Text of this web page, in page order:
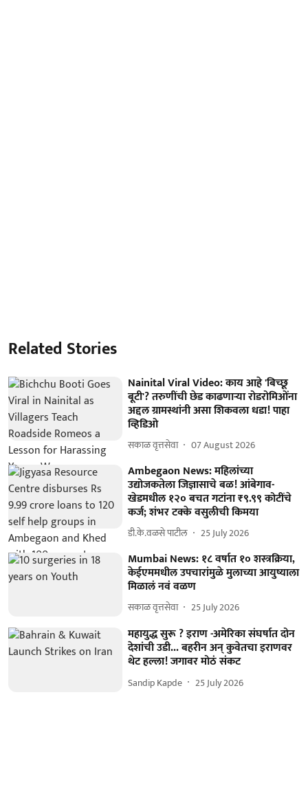
Related Stories
Nainital Viral Video: काय आहे 'बिच्छू
बूटी'? तरुणींची छेड काढणाऱ्या रोडरोमिओंना
अद्दल ग्रामस्थांनी असा शिकवला धडा! पाहा
व्हिडिओ
सकाळ वृत्तसेवा 07 August 2026
Ambegaon News: महिलांच्या
उद्योजकतेला जिज्ञासाचे बळ! आंबेगाव-
खेडमधील १२० बचत गटांना ₹९.९९ कोटींचे
कर्ज; शंभर टक्के वसुलीची किमया
डी.के.वळसे पाटील 25 July 2026
Mumbai News: १८ वर्षात १० शस्त्रक्रिया,
केईएममधील उपचारांमुळे मुलाच्या आयुष्याला
मिळालं नवं वळण
सकाळ वृत्तसेवा 25 July 2026
महायुद्ध सुरू ? इराण -अमेरिका संघर्षात दोन
देशांची उडी... बहरीन अन् कुवेतचा इराणवर
थेट हल्ला! जगावर मोठं संकट
Sandip Kapde 25 July 2026